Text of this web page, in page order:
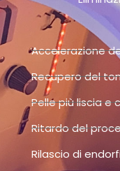
Accelerazione
Recupero del
Pelle più liscia
Ritardo del
Rilascio di